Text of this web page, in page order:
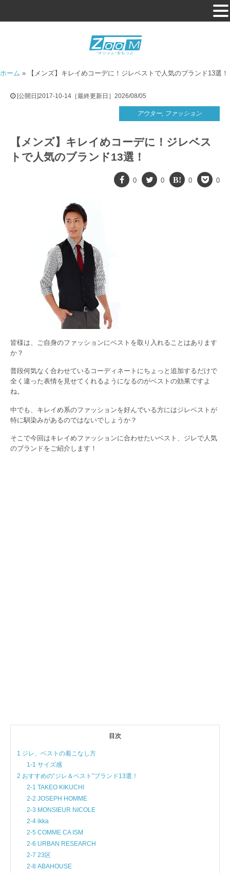
ホーム » 【メンズ】キレイめコーデに！ジレベストで人気のブランド13選！
[公開日]2017-10-14［最終更新日］2026/08/05
アウター, ファッション
【メンズ】キレイめコーデに！ジレベス
トで人気のブランド13選！
0 0 0 0
皆様は、ご自身のファッションにベストを取り入れることはあります
か？
普段何気なく合わせているコーディネートにちょっと追加するだけで
全く違った表情を見せてくれるようになるのがベストの効果ですよ
ね。
中でも、キレイめ系のファッションを好んでいる方にはジレベストが
特に馴染みがあるのではないでしょうか？
そこで今回はキレイめファッションに合わせたいベスト、ジレで人気
のブランドをご紹介します！
目次
1 ジレ、ベストの着こなし方
1-1 サイズ感
2 おすすめの“ジレ＆ベスト”ブランド13選！
2-1 TAKEO KIKUCHI
2-2 JOSEPH HOMME
2-3 MONSIEUR NICOLE
2-4 ikka
2-5 COMME CA ISM
2-6 URBAN RESEARCH
2-7 23区
2-8 ABAHOUSE